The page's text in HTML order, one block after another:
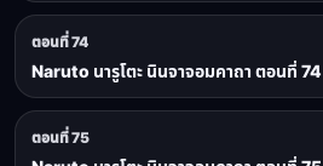
ตอนที่ 74
Naruto นารูโตะ นินจาจอมคาถา ตอนที่ 74
ตอนที่ 75